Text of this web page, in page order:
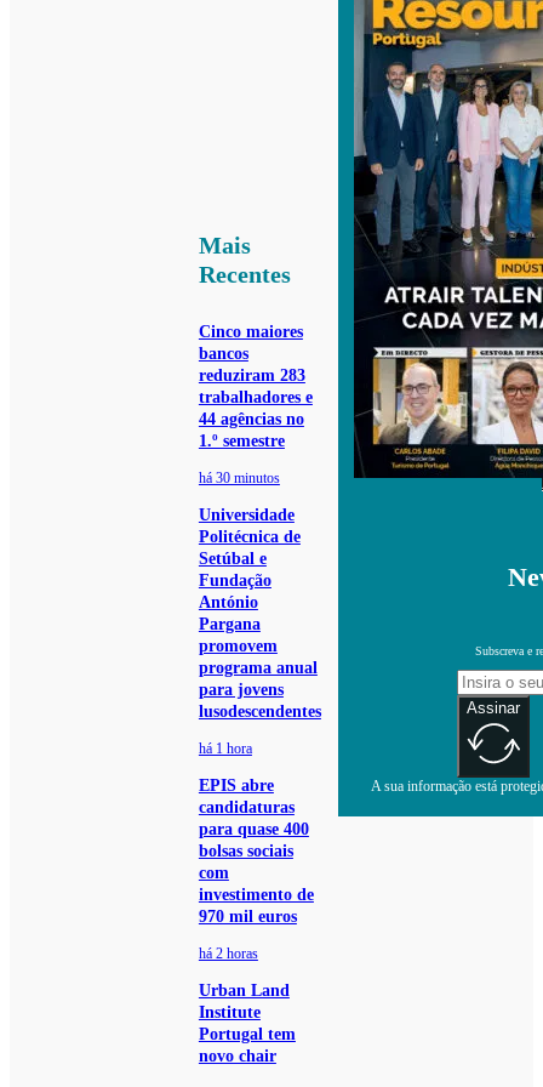
Mais
Recentes
Cinco maiores
bancos
reduziram 283
trabalhadores e
44 agências no
1.º semestre
há 30 minutos
Universidade
Politécnica de
Setúbal e
Fundação
António
Pargana
promovem
programa anual
para jovens
lusodescendentes
há 1 hora
EPIS abre
candidaturas
para quase 400
bolsas sociais
com
investimento de
970 mil euros
há 2 horas
Urban Land
Institute
Portugal tem
novo chair
Subscreva e
Assinar
A sua informação está